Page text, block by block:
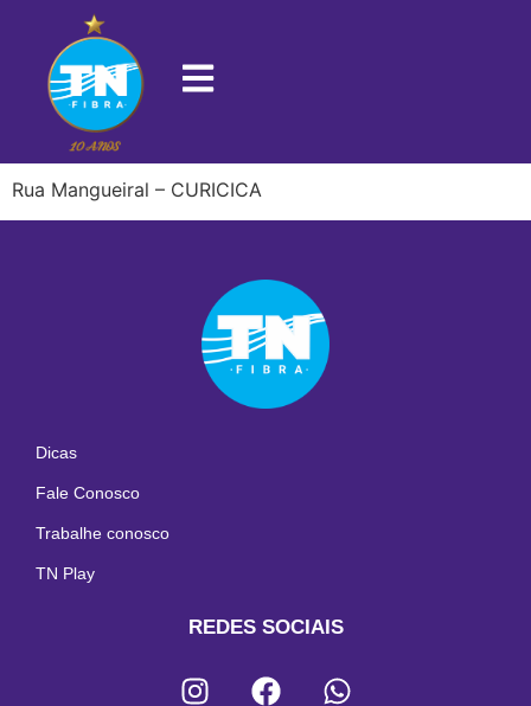
22780-213
Rua Mangueiral – CURICICA
Dicas
Fale Conosco
Trabalhe conosco
TN Play
REDES SOCIAIS